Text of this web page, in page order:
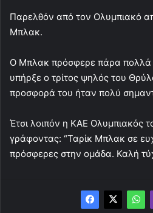
Παρελθόν από τον Ολυμπιακό
Μπλακ.
Ο Μπλακ πρόσφερε πάρα πολλά
υπήρξε ο τρίτος ψηλός του
προσφορά του ήταν πολύ
Έτσι λοιπόν η ΚΑΕ Ολυμπιακός
γράφοντας: “Ταρίκ Μπλακ σε
πρόσφερες στην ομάδα. Καλή